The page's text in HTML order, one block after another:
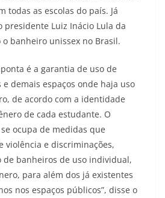
todas as escolas do país. Já
presidente Luiz Inácio Lula da
banheiro unissex no Brasil.
é a garantia de uso de
demais espaços onde haja uso
de acordo com a identidade
de cada estudante. O
ocupa de medidas que
violência e discriminações,
de banheiros de uso individual,
para além dos já existentes
nos espaços públicos”, disse o